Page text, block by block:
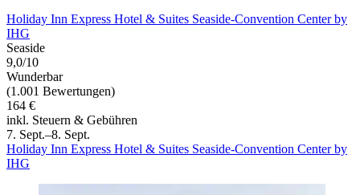
Holiday Inn Express Hotel & Suites Seaside-Convention Center by
IHG
Seaside
9,0/10
Wunderbar
(1.001 Bewertungen)
164 €
inkl. Steuern & Gebühren
7. Sept.–8. Sept.
Holiday Inn Express Hotel & Suites Seaside-Convention Center by
IHG